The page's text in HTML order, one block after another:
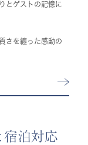
とゲストの記憶に
さを纏った感動の
宿泊対応